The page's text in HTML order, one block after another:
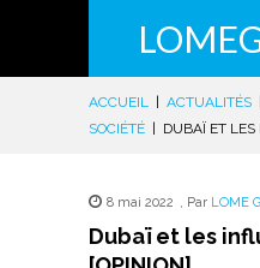
ACCUEIL ACTUALITÉS
SOCIÉTÉ
DUBAÏ ET LES
8 mai 2022 , Par LOME
Dubaï et les